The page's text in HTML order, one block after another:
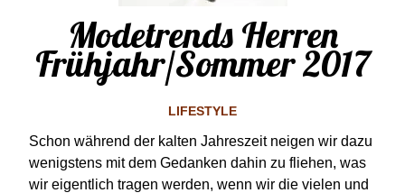
Modetrends Herren
Frühjahr/Sommer 2017
LIFESTYLE
Schon während der kalten Jahreszeit neigen wir dazu
wenigstens mit dem Gedanken dahin zu fliehen, was
wir eigentlich tragen werden, wenn wir die vielen und